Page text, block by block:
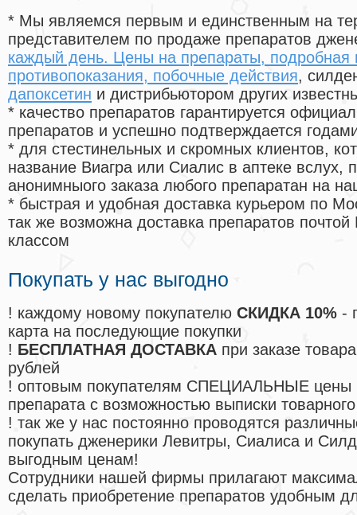
* Мы являемся первым и единственным на
представителем по продаже препаратов
каждый день. Цены на препараты, подробная
противопоказания, побочные действия,
дапоксетин и дистрибьютором других
* качество препаратов гарантируется
препаратов и успешно подтверждается
* для стестинельных и скромных клиентов,
название Виагра или Сиалис в аптеке вслух,
анонимныого заказа любого препаратан на
* быстрая и удобная доставка курьером по
так же возможна доставка препаратов
классом
Покупать у нас выгодно
! каждому новому покупателю СКИДКА 10% -
карта на последующие покупки
! БЕСПЛАТНАЯ ДОСТАВКА при заказе
рублей
! оптовым покупателям СПЕЦИАЛЬНЫЕ цены
препарата с возможностью выписки
! так же у нас постоянно проводятся
покупать дженерики Левитры, Сиалиса и
выгодным ценам!
Cотрудники нашей фирмы прилагают
сделать приобретение препаратов удобным